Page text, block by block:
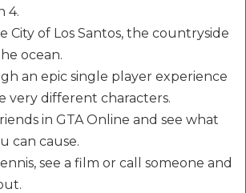
4.
City of Los Santos, the countryside
ocean.
an epic single player experience
very different characters.
in GTA Online and see what
can cause.
see a film or call someone and